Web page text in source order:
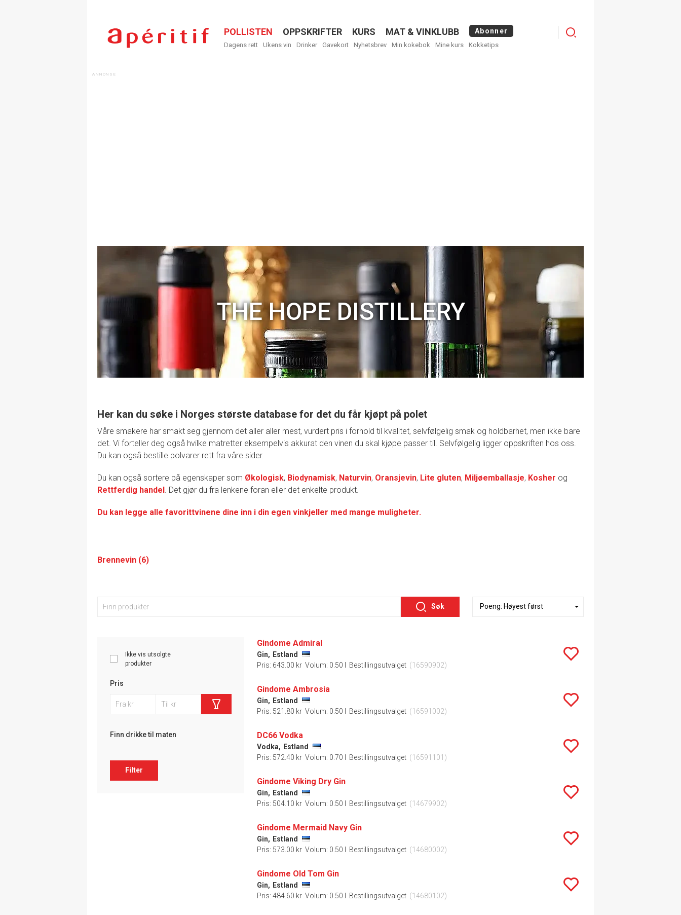
Menu
POLLISTEN OPPSKRIFTER KURS MAT & VINKLUBB Abonner
Dagens rett Ukens vin Drinker Gavekort Nyhetsbrev Min kokebok Mine kurs Kokketips
Logg
THE HOPE DISTILLERY
Her kan du søke i Norges største database for det du får kjøpt på polet
Våre smakere har smakt seg gjennom det aller aller mest, vurdert pris i forhold til kvalitet, selvfølgelig smak og holdbarhet, men ikke bare
det. Vi forteller deg også hvilke matretter eksempelvis akkurat den vinen du skal kjøpe passer til. Selvfølgelig ligger oppskriften hos oss.
Du kan også bestille polvarer rett fra våre sider.
Du kan også sortere på egenskaper som Økologisk, Biodynamisk, Naturvin, Oransjevin, Lite gluten, Miljøemballasje, Kosher og
Rettferdig handel. Det gjør du fra lenkene foran eller det enkelte produkt.
Du kan legge alle favorittvinene dine inn i din egen vinkjeller med mange muligheter.
Brennevin (6)
Søk
Ikke vis utsolgte
produkter
Pris
Finn drikke til maten
Filter
Gindome Admiral
Gin, Estland
Pris: 643.00 kr Volum: 0.50 l Bestillingsutvalget (16590902)
Gindome Ambrosia
Gin, Estland
Pris: 521.80 kr Volum: 0.50 l Bestillingsutvalget (16591002)
DC66 Vodka
Vodka, Estland
Pris: 572.40 kr Volum: 0.70 l Bestillingsutvalget (16591101)
Gindome Viking Dry Gin
Gin, Estland
Pris: 504.10 kr Volum: 0.50 l Bestillingsutvalget (14679902)
Gindome Mermaid Navy Gin
Gin, Estland
Pris: 573.00 kr Volum: 0.50 l Bestillingsutvalget (14680002)
Gindome Old Tom Gin
Gin, Estland
Pris: 484.60 kr Volum: 0.50 l Bestillingsutvalget (14680102)